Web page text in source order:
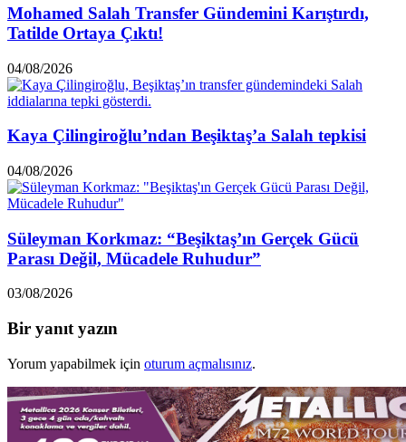
Mohamed Salah Transfer Gündemini Karıştırdı,
Tatilde Ortaya Çıktı!
04/08/2026
Kaya Çilingiroğlu’ndan Beşiktaş’a Salah tepkisi
04/08/2026
Süleyman Korkmaz: “Beşiktaş’ın Gerçek Gücü
Parası Değil, Mücadele Ruhudur”
03/08/2026
Bir yanıt yazın
Yorum yapabilmek için oturum açmalısınız.